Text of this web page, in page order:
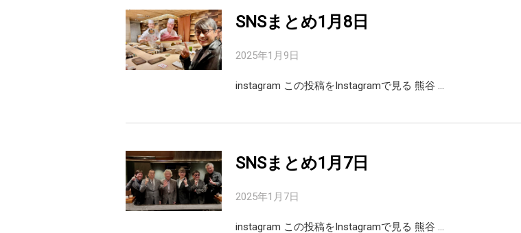
SNSまとめ1月8日
2025年1月9日
instagram この投稿をInstagramで見る 熊谷 …
SNSまとめ1月7日
2025年1月7日
instagram この投稿をInstagramで見る 熊谷 …